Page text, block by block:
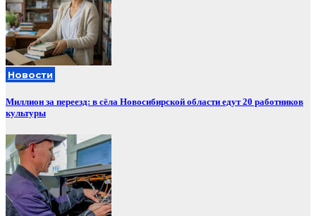
Новости
Миллион за переезд: в сёла Новосибирской области едут 20 работников
культуры